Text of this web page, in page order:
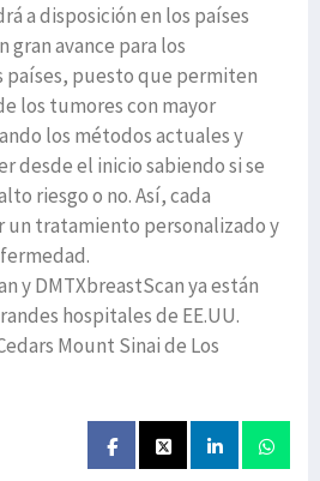
a disposición en los países
gran avance para los
puesto que permiten
los tumores con mayor
los métodos actuales y
desde el inicio sabiendo si se
riesgo o no. Así, cada
un tratamiento personalizado y
y DMTXbreastScan ya están
hospitales de EE.UU.
Mount Sinai de Los